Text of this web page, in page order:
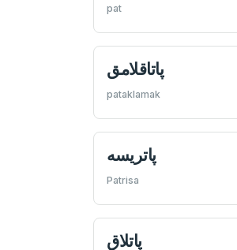
pat
پاتاقلامق
pataklamak
پاتريسه
Patrisa
پاتلاق